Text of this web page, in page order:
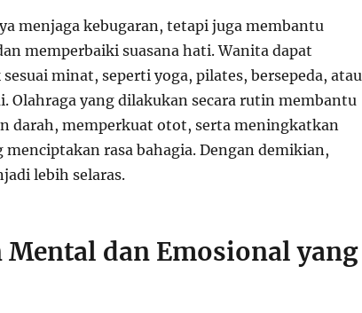
menjaga kebugaran, tetapi juga membantu
memperbaiki suasana hati. Wanita dapat
minat, seperti yoga, pilates, bersepeda, atau
Olahraga yang dilakukan secara rutin membantu
darah, memperkuat otot, serta meningkatkan
rasa bahagia. Dengan demikian,
lebih selaras.
Mental dan Emosional yang